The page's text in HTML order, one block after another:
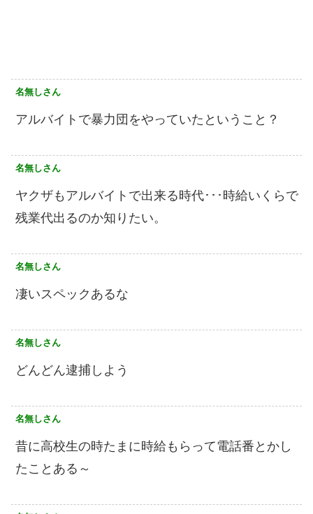
名無しさん
アルバイトで暴力団をやっていたということ？
名無しさん
ヤクザもアルバイトで出来る時代･･･時給いくらで
残業代出るのか知りたい。
名無しさん
凄いスペックあるな
名無しさん
どんどん逮捕しよう
名無しさん
昔に高校生の時たまに時給もらって電話番とかし
たことある～